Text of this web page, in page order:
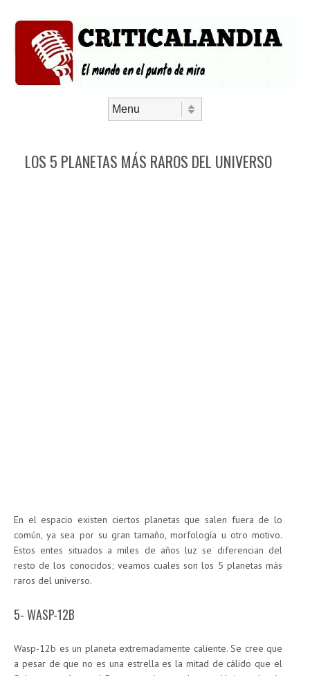
LOS 5 PLANETAS MÁS RAROS DEL UNIVERSO
En el espacio existen ciertos planetas que salen fuera de lo
común, ya sea por su gran tamaño, morfología u otro motivo.
Estos entes situados a miles de años luz se diferencian del
resto de los conocidos; veamos cuales son los 5 planetas más
raros del universo.
5- WASP-12B
Wasp-12b es un planeta extremadamente caliente. Se cree que
a pesar de que no es una estrella es la mitad de cálido que el